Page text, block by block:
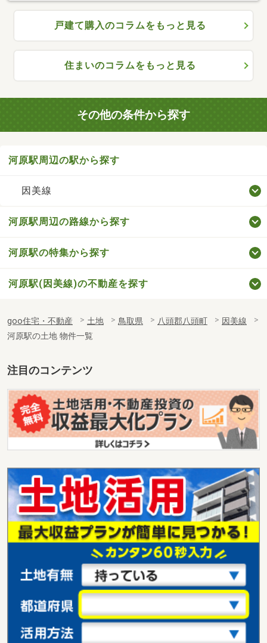
戸建て購入のコラムをもっと見る
住まいのコラムをもっと見る
その他の条件から探す
河原駅周辺の駅から探す
因美線
河原駅周辺の路線から探す
河原駅の特集から探す
河原駅(因美線)の不動産を探す
goo住宅・不動産 土地 鳥取県 八頭郡八頭町
因美線
河原駅の土地 物件一覧
注目のコンテンツ